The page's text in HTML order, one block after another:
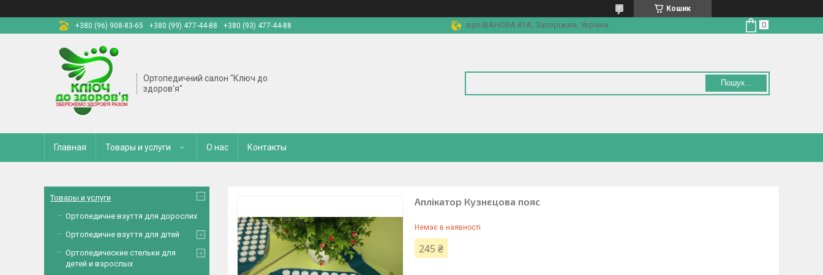
Кошик
+380 (96) 908-83-65
+380 (99) 477-44-88 +380 (93) 477-44-88 вул.ІВАНОВА 81А, Запоріжжя, Україна
Ортопедичний салон "Ключ до
здоров'я"
Пошук...
Главная Товары и услуги О нас Контакты
Аплікатор Кузнєцова пояс
Немає в наявності
245 ₴
Товары и услуги
Ортопедичне взуття для дорослих
Ортопедичне взуття для дітей
Ортопедические стельки для
детей и взрослых